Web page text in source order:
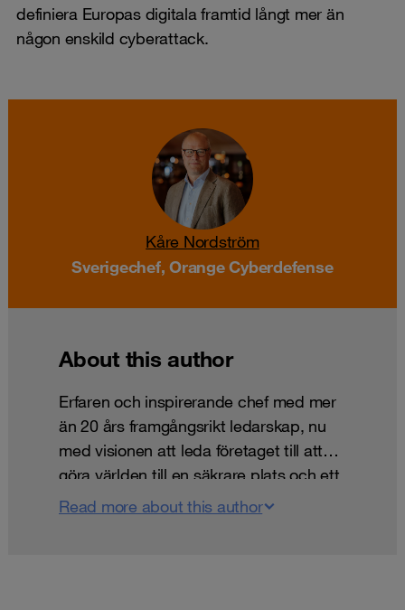
definiera Europas digitala framtid långt mer än
någon enskild cyberattack.
Kåre Nordström
Sverigechef, Orange Cyberdefense
About this author
Erfaren och inspirerande chef med mer
än 20 års framgångsrikt ledarskap, nu
med visionen att leda företaget till att
göra världen till en säkrare plats och ett
uppdrag att bygga ett säkrare digitalt
Read more about this author